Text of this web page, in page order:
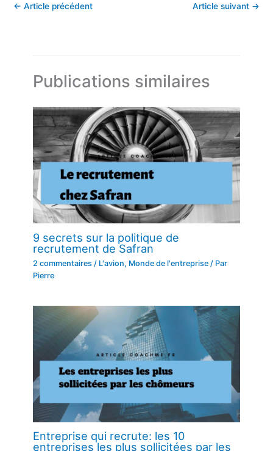
← Article précédent Article suivant →
Publications similaires
9 secrets sur la politique de
recrutement de Safran
2 commentaires / L'avion, Monde de l'entreprise / Par
Pierre
Entreprise qui recrute: les 10
entreprises les plus sollicitées par les